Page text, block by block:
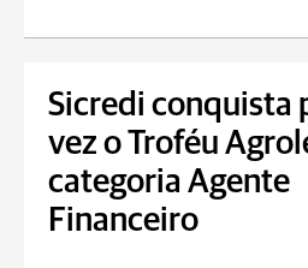
Sicredi conquista
vez o Troféu
categoria Agente
Financeiro